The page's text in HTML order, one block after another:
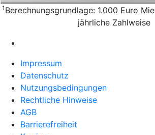
1 Berechnungsgrundlage: 1.000 Euro
jährliche Zahlweise
Impressum
Datenschutz
Nutzungsbedingungen
Rechtliche Hinweise
AGB
Barrierefreiheit